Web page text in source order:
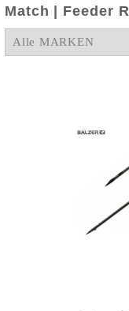
Match | Feeder